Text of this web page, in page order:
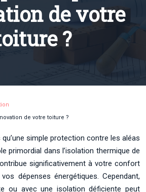
de votre
?
de votre toiture ?
simple protection contre les aléas
primordial dans l’isolation thermique de
significativement à votre confort
dépenses énergétiques. Cependant,
ou avec une isolation déficiente peut